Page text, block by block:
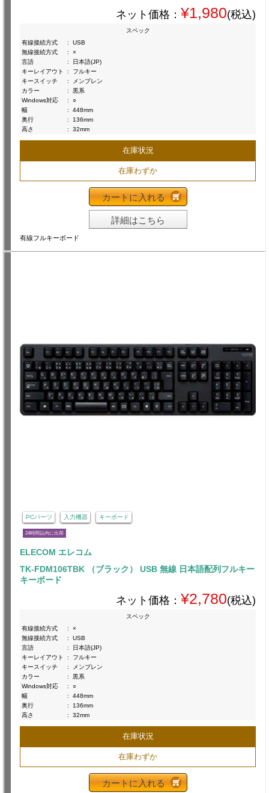
ネット価格： ¥1,980(税込)
スペック
有線接続方式
:
USB
無線接続方式
:
×
言語
:
日本語(JP)
キーレイアウト
:
フルキー
キースイッチ
:
メンブレン
カラー
:
黒系
Windows対応
:
○
幅
:
448mm
奥行
:
136mm
高さ
: 32mm
在庫状況
在庫わずか
カートに入れる
詳細はこちら
有線フルキーボード
PCパーツ 入力機器 キーボード
24時間以内に出荷
ELECOM エレコム
TK-FDM106TBK （ブラック） USB 無線 日本語配列フルキー
キーボード
ネット価格： ¥2,780(税込)
スペック
有線接続方式
:
×
無線接続方式
:
USB
言語
:
日本語(JP)
キーレイアウト
:
フルキー
キースイッチ
:
メンブレン
カラー
:
黒系
Windows対応
:
○
幅
:
448mm
奥行
:
136mm
高さ
: 32mm
在庫状況
在庫わずか
カートに入れる